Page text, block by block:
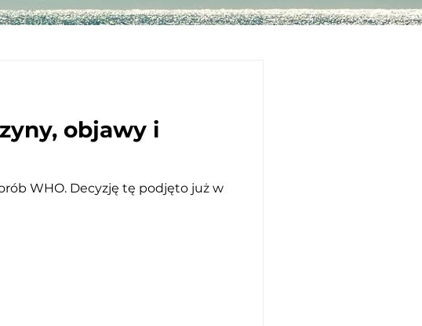
objawy i
WHO. Decyzję tę podjęto już w